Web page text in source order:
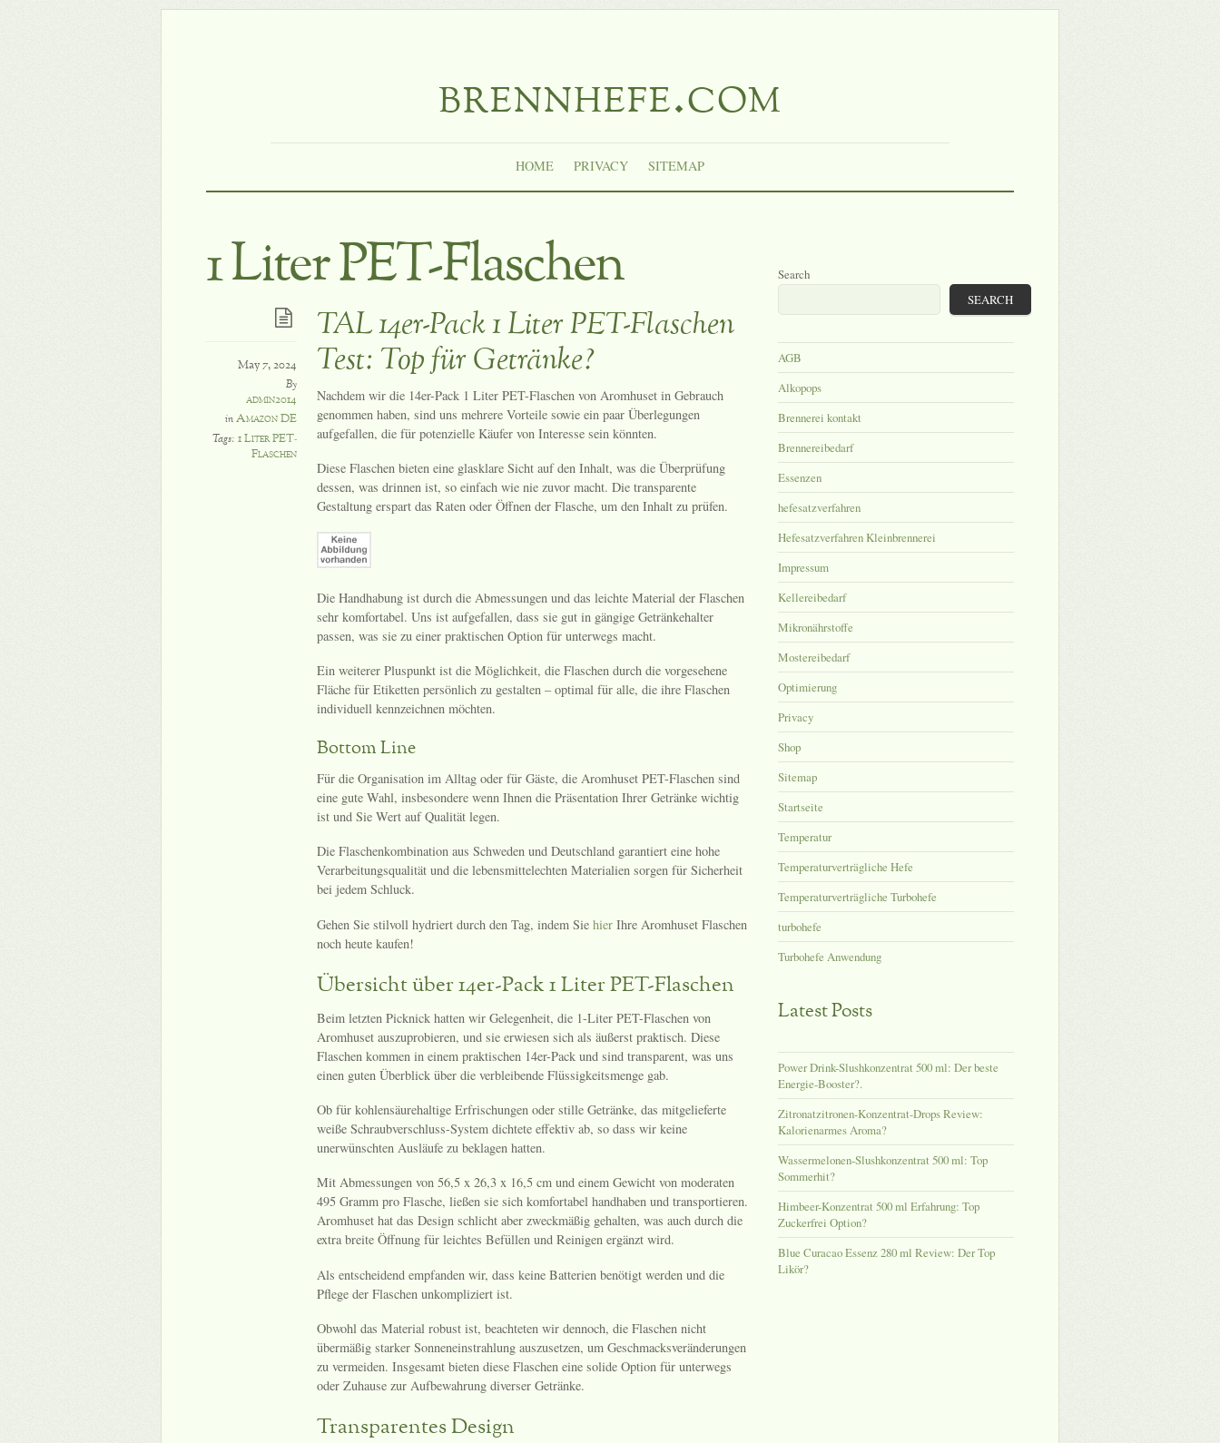
brennhefe.com
HOME PRIVACY SITEMAP
1 Liter PET-Flaschen
TAL 14er-Pack 1 Liter PET-Flaschen
Test: Top für Getränke?
May 7, 2024
By
admin2014
inAmazon DE
Tags: 1 Liter PET-
Flaschen
Nachdem wir die 14er-Pack 1 Liter PET-Flaschen von Aromhuset in Gebrauch
genommen haben, sind uns mehrere Vorteile sowie ein paar Überlegungen
aufgefallen, die für potenzielle Käufer von Interesse sein könnten.
Diese Flaschen bieten eine glasklare Sicht auf den Inhalt, was die Überprüfung
dessen, was drinnen ist, so einfach wie nie zuvor macht. Die transparente
Gestaltung erspart das Raten oder Öffnen der Flasche, um den Inhalt zu prüfen.
Die Handhabung ist durch die Abmessungen und das leichte Material der Flaschen
sehr komfortabel. Uns ist aufgefallen, dass sie gut in gängige Getränkehalter
passen, was sie zu einer praktischen Option für unterwegs macht.
Ein weiterer Pluspunkt ist die Möglichkeit, die Flaschen durch die vorgesehene
Fläche für Etiketten persönlich zu gestalten – optimal für alle, die ihre Flaschen
individuell kennzeichnen möchten.
Bottom Line
Für die Organisation im Alltag oder für Gäste, die Aromhuset PET-Flaschen sind
eine gute Wahl, insbesondere wenn Ihnen die Präsentation Ihrer Getränke wichtig
ist und Sie Wert auf Qualität legen.
Die Flaschenkombination aus Schweden und Deutschland garantiert eine hohe
Verarbeitungsqualität und die lebensmittelechten Materialien sorgen für Sicherheit
bei jedem Schluck.
Gehen Sie stilvoll hydriert durch den Tag, indem Sie hier Ihre Aromhuset Flaschen
noch heute kaufen!
Übersicht über 14er-Pack 1 Liter PET-Flaschen
Beim letzten Picknick hatten wir Gelegenheit, die 1-Liter PET-Flaschen von
Aromhuset auszuprobieren, und sie erwiesen sich als äußerst praktisch. Diese
Flaschen kommen in einem praktischen 14er-Pack und sind transparent, was uns
einen guten Überblick über die verbleibende Flüssigkeitsmenge gab.
Ob für kohlensäurehaltige Erfrischungen oder stille Getränke, das mitgelieferte
weiße Schraubverschluss-System dichtete effektiv ab, so dass wir keine
unerwünschten Ausläufe zu beklagen hatten.
Mit Abmessungen von 56,5 x 26,3 x 16,5 cm und einem Gewicht von moderaten
495 Gramm pro Flasche, ließen sie sich komfortabel handhaben und transportieren.
Aromhuset hat das Design schlicht aber zweckmäßig gehalten, was auch durch die
extra breite Öffnung für leichtes Befüllen und Reinigen ergänzt wird.
Als entscheidend empfanden wir, dass keine Batterien benötigt werden und die
Pflege der Flaschen unkompliziert ist.
Obwohl das Material robust ist, beachteten wir dennoch, die Flaschen nicht
übermäßig starker Sonneneinstrahlung auszusetzen, um Geschmacksveränderungen
zu vermeiden. Insgesamt bieten diese Flaschen eine solide Option für unterwegs
oder Zuhause zur Aufbewahrung diverser Getränke.
Transparentes Design
Search
SEARCH
AGB
Alkopops
Brennerei kontakt
Brennereibedarf
Essenzen
hefesatzverfahren
Hefesatzverfahren Kleinbrennerei
Impressum
Kellereibedarf
Mikronährstoffe
Mostereibedarf
Optimierung
Privacy
Shop
Sitemap
Startseite
Temperatur
Temperaturverträgliche Hefe
Temperaturverträgliche Turbohefe
turbohefe
Turbohefe Anwendung
Latest Posts
Power Drink-Slushkonzentrat 500 ml: Der beste
Energie-Booster?.
Zitronatzitronen-Konzentrat-Drops Review:
Kalorienarmes Aroma?
Wassermelonen-Slushkonzentrat 500 ml: Top
Sommerhit?
Himbeer-Konzentrat 500 ml Erfahrung: Top
Zuckerfrei Option?
Blue Curacao Essenz 280 ml Review: Der Top
Likör?